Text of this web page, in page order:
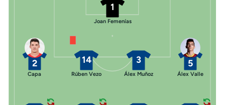
1
Joan Femenías
5
Álex Valle
3
Álex Muñoz
14
Rúben Vezo
2
Capa